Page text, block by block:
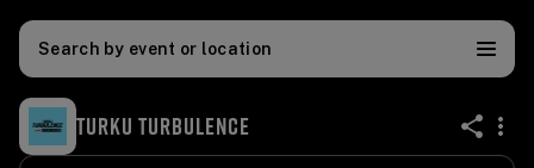
Search by event or location
TURKU TURBULENCE share